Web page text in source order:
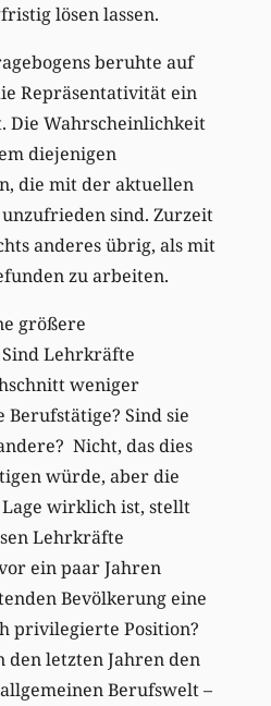
lösen lassen.
beruhte auf
Repräsentativität ein
Die Wahrscheinlichkeit
diejenigen
die mit der aktuellen
sind. Zurzeit
anderes übrig, als mit
zu arbeiten.
größere
Lehrkräfte
weniger
Sind sie
Nicht, das dies
würde, aber die
wirklich ist, stellt
Lehrkräfte
ein paar Jahren
Bevölkerung eine
privilegierte Position?
den letzten Jahren den
Berufswelt –